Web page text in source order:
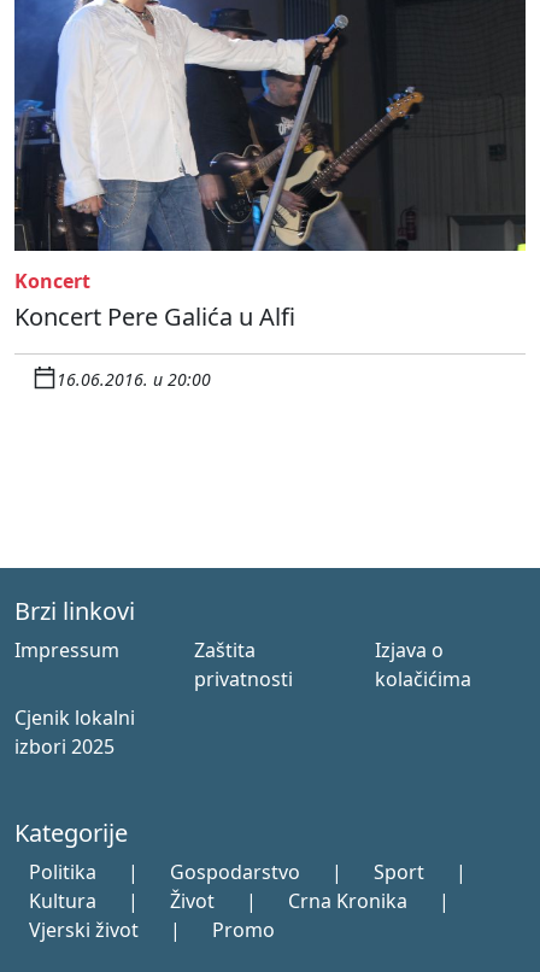
Koncert
Koncert Pere Galića u Alfi
16.06.2016. u 20:00
Brzi linkovi
Impressum
Zaštita
privatnosti
Izjava o
kolačićima
Cjenik lokalni
izbori 2025
Kategorije
Politika | Gospodarstvo | Sport
|
Kultura
| Život | Crna Kronika
|
Vjerski život
| Promo